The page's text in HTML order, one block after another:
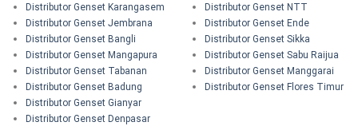
Distributor Genset Karangasem
Distributor Genset Jembrana
Distributor Genset Bangli
Distributor Genset Mangapura
Distributor Genset Tabanan
Distributor Genset Badung
Distributor Genset Gianyar
Distributor Genset Denpasar
Distributor Genset NTT
Distributor Genset Ende
Distributor Genset Sikka
Distributor Genset Sabu Raijua
Distributor Genset Manggarai
Distributor Genset Flores Timur